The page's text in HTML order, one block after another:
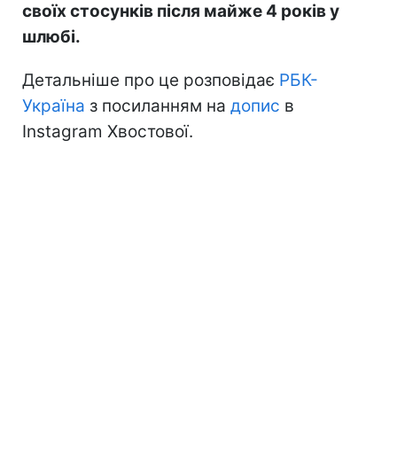
своїх стосунків після майже 4 років у
шлюбі.
Детальніше про це розповідає РБК-
Україна з посиланням на допис в
Instagram Хвостової.